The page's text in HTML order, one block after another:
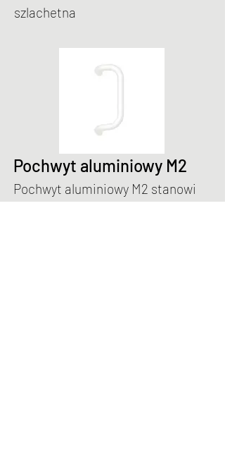
szlachetna
Pochwyt aluminiowy M2
Pochwyt aluminiowy M2 stanowi